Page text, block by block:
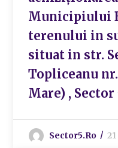
Municipiului
terenului in
situat in str.
Topliceanu
Mare) ,
Sector5.ro